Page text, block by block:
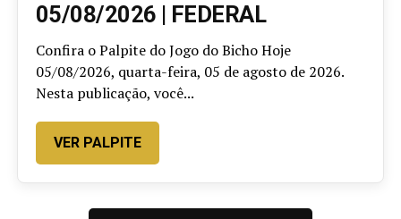
05/08/2026 | FEDERAL
Confira o Palpite do Jogo do Bicho Hoje
05/08/2026, quarta-feira, 05 de agosto de 2026.
Nesta publicação, você...
VER PALPITE